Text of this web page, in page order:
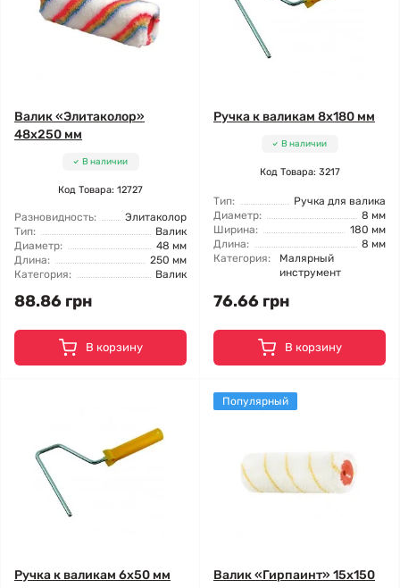
Валик «Элитаколор»
48x250 мм
В наличии
Код Товара: 12727
Разновидность:
Элитаколор
Тип:
Валик
Диаметр:
48 мм
Длина:
250 мм
Категория:
Валик
88.86 грн
В корзину
Ручка к валикам 8x180 мм
В наличии
Код Товара: 3217
Тип:
Ручка для валика
Диаметр:
8 мм
Ширина:
180 мм
Длина:
8 мм
Категория:
Малярный
инструмент
76.66 грн
В корзину
Ручка к валикам 6x50 мм
Популярный
Валик «Гирпаинт» 15x150